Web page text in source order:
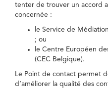
tenter de trouver un accord
concernée :
le Service de
; ou
le Centre Européen
(CEC Belgique).
Le Point de contact permet
d’améliorer la qualité des